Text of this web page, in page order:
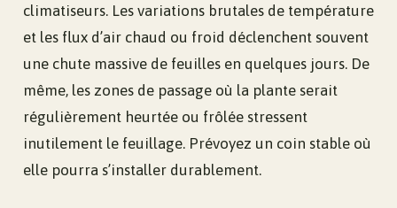
climatiseurs. Les variations brutales de température
et les flux d’air chaud ou froid déclenchent souvent
une chute massive de feuilles en quelques jours. De
même, les zones de passage où la plante serait
régulièrement heurtée ou frôlée stressent
inutilement le feuillage. Prévoyez un coin stable où
elle pourra s’installer durablement.